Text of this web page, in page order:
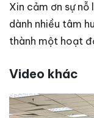
Xin cảm ơn sự
dành nhiều tâm
thành một hoạt
Video khác